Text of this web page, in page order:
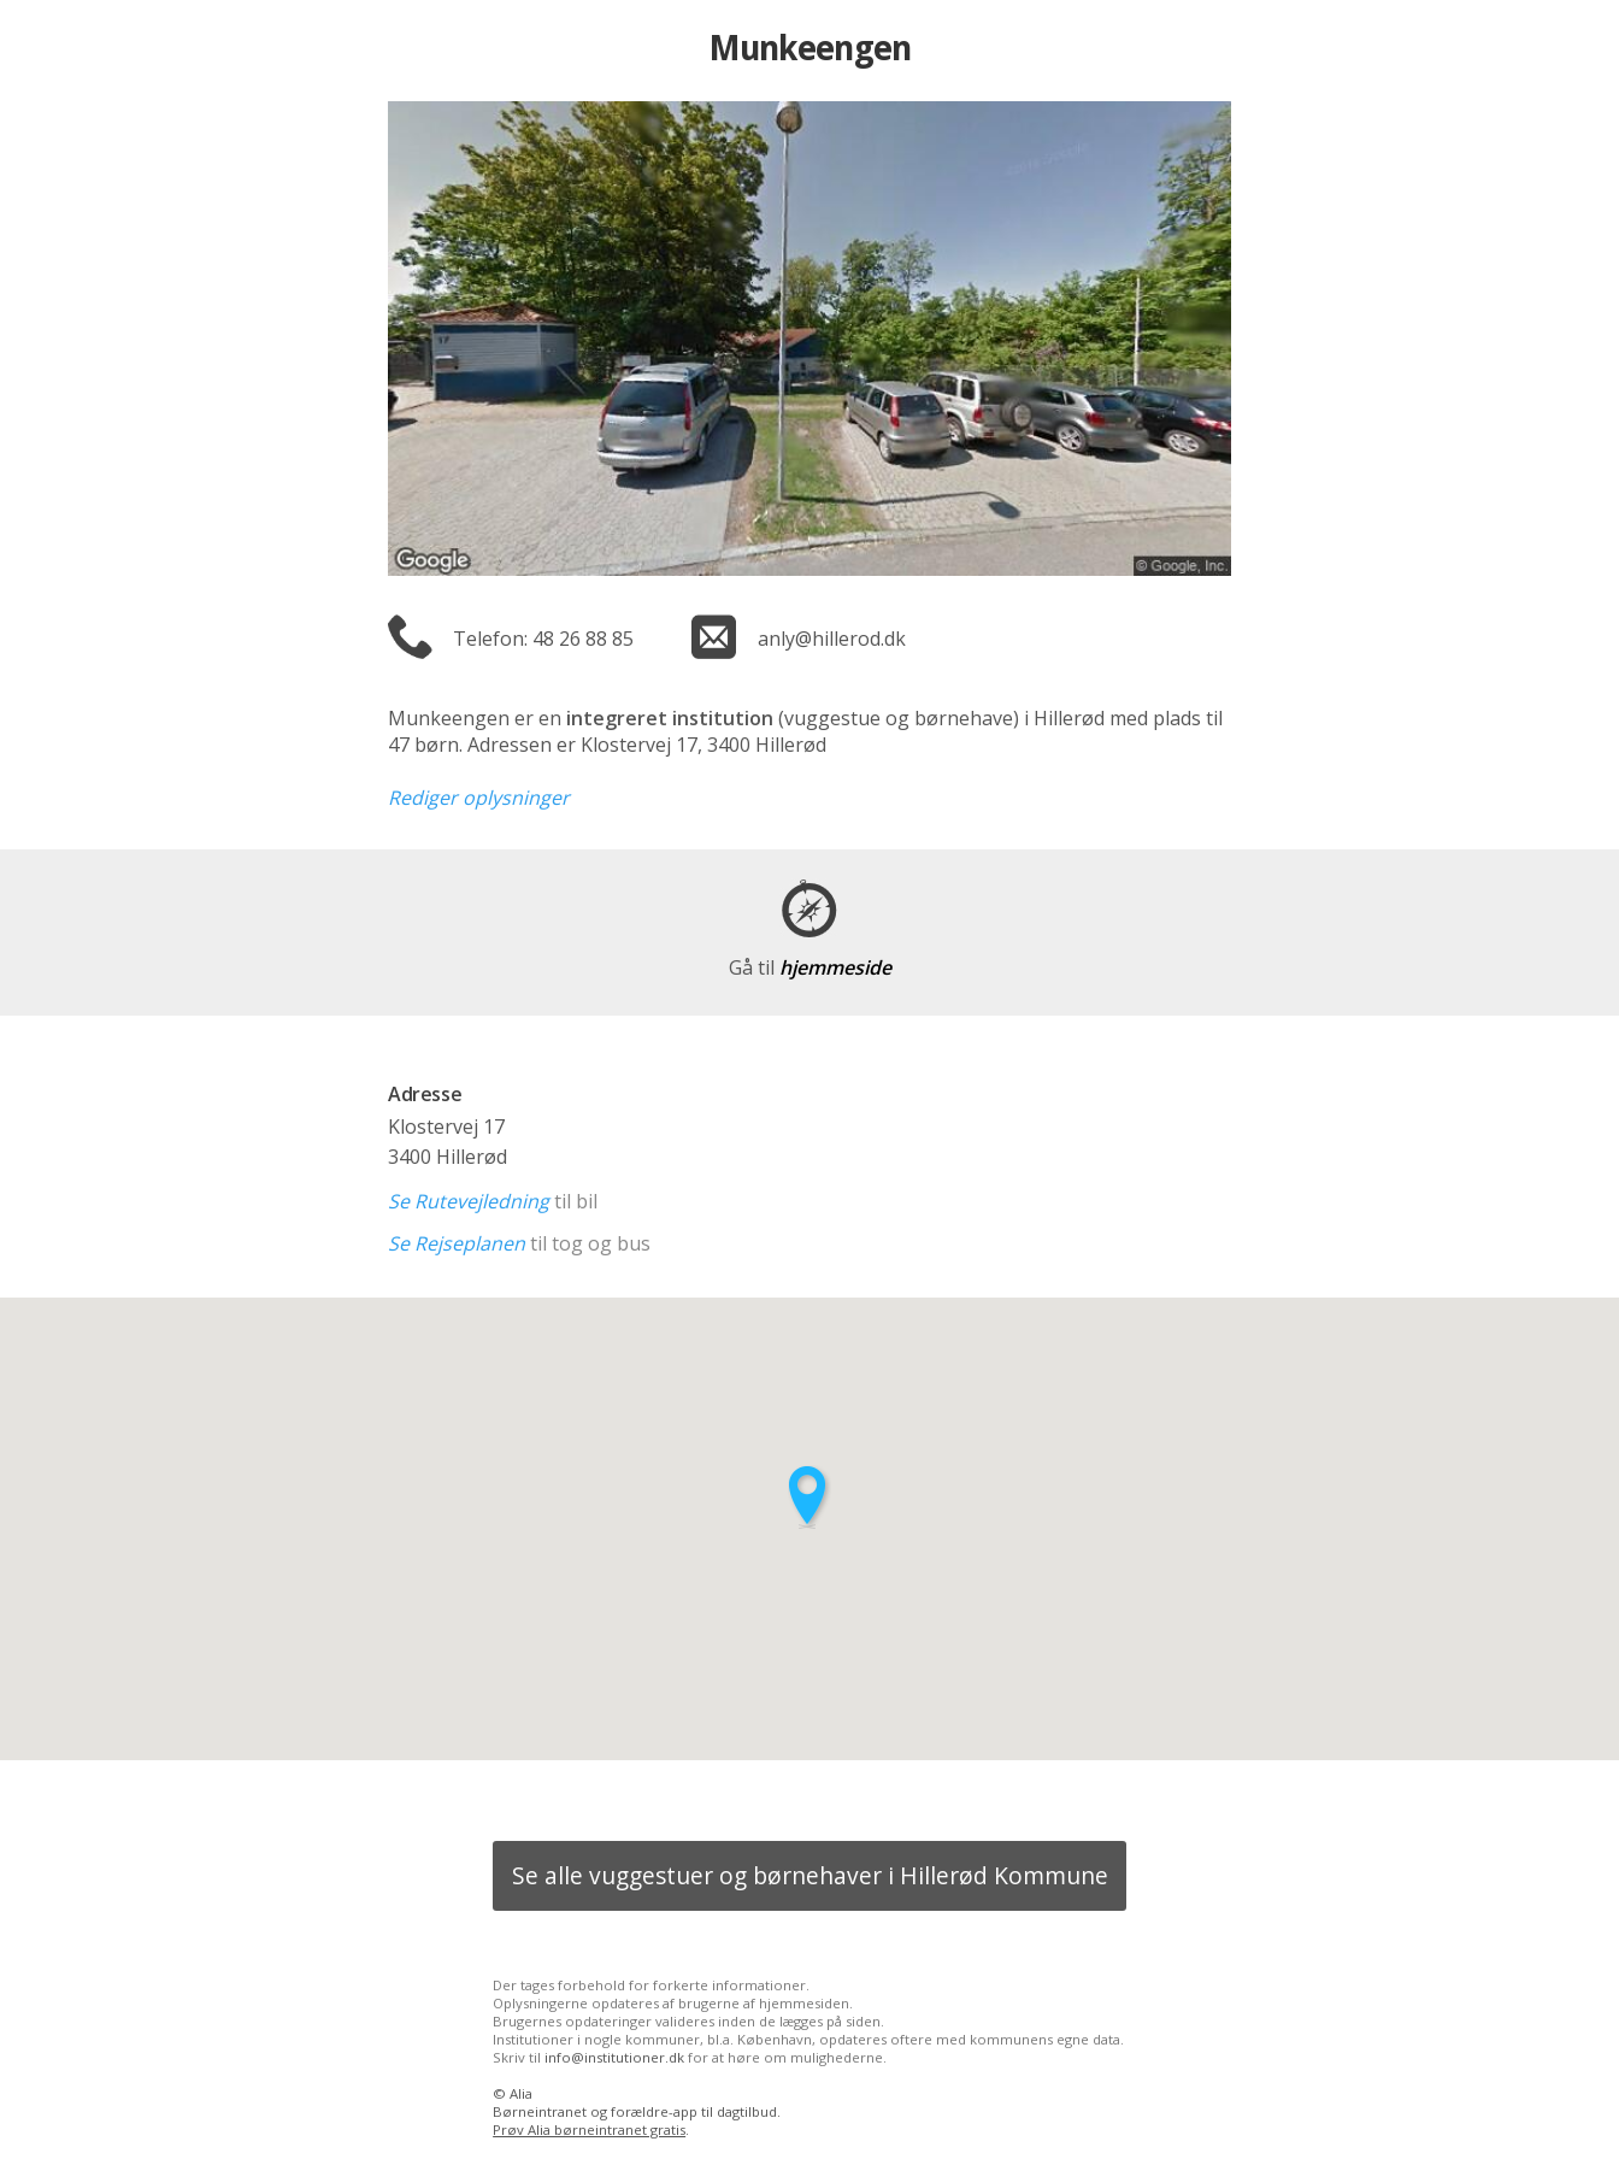
Munkeengen
Telefon: 48 26 88 85 anly@hillerod.dk
Munkeengen er en integreret institution (vuggestue og børnehave) i Hillerød med plads til
47 børn. Adressen er Klostervej 17, 3400 Hillerød
Rediger oplysninger
Gå til hjemmeside
Adresse
Klostervej 17
3400 Hillerød
Se Rutevejledningtil bil
Se Rejseplanentil tog og bus
Se alle vuggestuer og børnehaver i Hillerød Kommune
Der tages forbehold for forkerte informationer.
Oplysningerne opdateres af brugerne af hjemmesiden.
Brugernes opdateringer valideres inden de lægges på siden.
Institutioner i nogle kommuner, bl.a. København, opdateres oftere med kommunens egne data.
Skriv til info@institutioner.dk for at høre om mulighederne.
©Alia
Børneintranet og forældre-app til dagtilbud.
Prøv Alia børneintranet gratis